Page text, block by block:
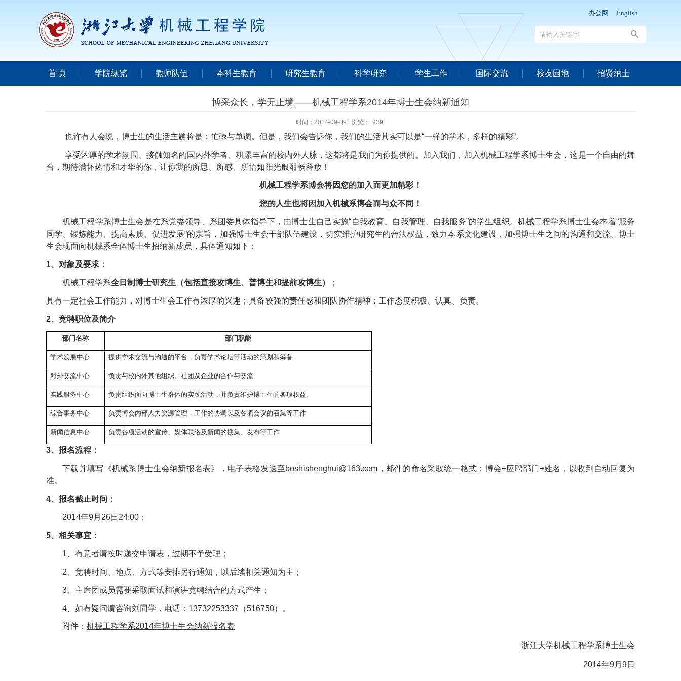
办公网 English
首 页 学院纵览 教师队伍 本科生教育 研究生教育 科学研究 学生工作 国际交流 校友园地 招贤纳士
博采众长，学无止境——机械工程学系2014年博士生会纳新通知
时间：2014-09-09 浏览： 939
也许有人会说，博士生的生活主题将是：忙碌与单调。但是，我们会告诉你，我们的生活其实可以是“一样的学术，多样的精彩”。
享受浓厚的学术氛围、接触知名的国内外学者、积累丰富的校内外人脉，这都将是我们为你提供的。加入我们，加入机械工程学系博士生会，这是一个自由的舞
台，期待满怀热情和才华的你，让你我的所思、所感、所悟如阳光般酣畅释放！
机械工程学系博会将因您的加入而更加精彩！
您的人生也将因加入机械系博会而与众不同！
机械工程学系博士生会是在系党委领导、系团委具体指导下，由博士生自己实施“自我教育、自我管理、自我服务”的学生组织。机械工程学系博士生会本着“服务
同学、锻炼能力、提高素质、促进发展”的宗旨，加强博士生会干部队伍建设，切实维护研究生的合法权益，致力本系文化建设，加强博士生之间的沟通和交流。博士
生会现面向机械系全体博士生招纳新成员，具体通知如下：
1、对象及要求：
机械工程学系全日制博士研究生（包括直接攻博生、普博生和提前攻博生） ；
具有一定社会工作能力，对博士生会工作有浓厚的兴趣；具备较强的责任感和团队协作精神；工作态度积极、认真、负责。
2、竞聘职位及简介
部门名称 部门职能
学术发展中心 提供学术交流与沟通的平台，负责学术论坛等活动的策划和筹备
对外交流中心 负责与校内外其他组织、社团及企业的合作与交流
实践服务中心 负责组织面向博士生群体的实践活动，并负责维护博士生的各项权益。
综合事务中心 负责博会内部人力资源管理，工作的协调以及各项会议的召集等工作
新闻信息中心 负责各项活动的宣传、媒体联络及新闻的搜集、发布等工作
3、报名流程：
下载并填写《机械系博士生会纳新报名表》，电子表格发送至boshishenghui@163.com ，邮件的命名采取统一格式：博会+应聘部门+姓名，以收到自动回复为
准。
4、报名截止时间：
2014年9月 26日 24:00 ；
5、相关事宜：
1 、有意者请按时递交申请表，过期不予受理；
2 、竞聘时间、地点、方式等安排另行通知，以后续相关通知为主；
3 、主席团成员需要采取面试和演讲竞聘结合的方式产生；
4 、如有疑问请咨询刘同学，电话： 13732253337 （516750）。
附件： 机械工程学系2014年博士生会纳新报名表
浙江大学机械工程学系博士生会
2014年9月 9日